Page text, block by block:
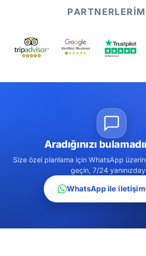
Aradığınızı
Size özel planlama için WhatsApp
geçin, 7/24
WhatsApp ile